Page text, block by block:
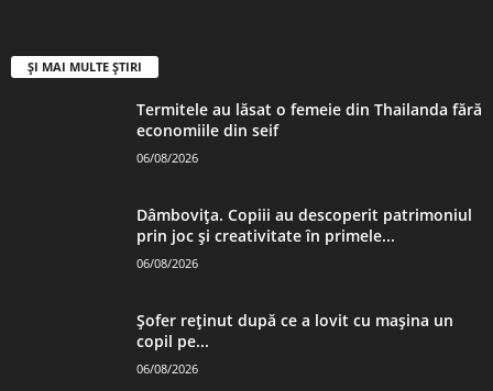
ȘI MAI MULTE ȘTIRI
Termitele au lăsat o femeie din Thailanda fără
economiile din seif
06/08/2026
Dâmbovița. Copiii au descoperit patrimoniul
prin joc și creativitate în primele...
06/08/2026
Șofer reținut după ce a lovit cu mașina un
copil pe...
06/08/2026